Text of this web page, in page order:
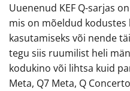
Uuenenud KEF Q-sarjas
mis on mõeldud kodustes
kasutamiseks või nende
tegu siis ruumilist heli
kodukino või lihtsa kuid
Meta, Q7 Meta, Q